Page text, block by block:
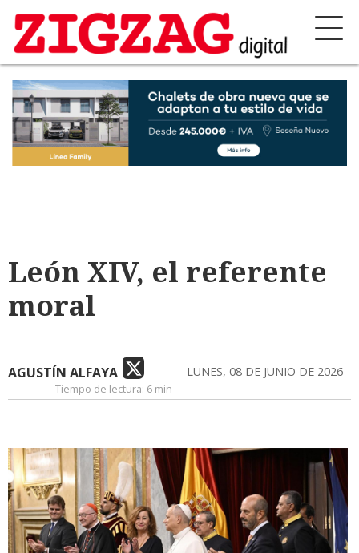
León XIV, el referente
moral
AGUSTÍN ALFAYA LUNES, 08 DE JUNIO DE 2026
Tiempo de lectura: 6 min